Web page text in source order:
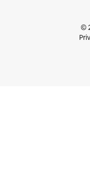
©